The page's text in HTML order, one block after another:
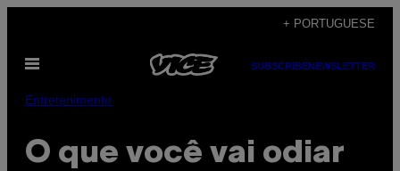
content
+ PORTUGUESE
Open
SUBSCRIBENEWSLETTER
Entretenimento
O que você vai odiar